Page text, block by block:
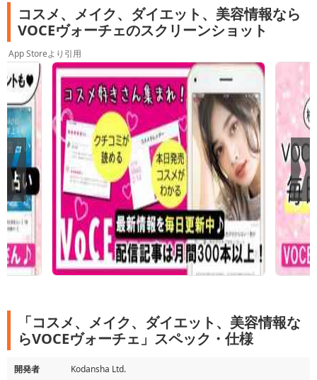
コスメ、メイク、ダイエット、美容情報なら
VOCEヴォーチェのスクリーンショット
App Storeより引用
「コスメ、メイク、ダイエット、美容情報な
らVOCEヴォーチェ」スペック・仕様
開発者
Kodansha Ltd.